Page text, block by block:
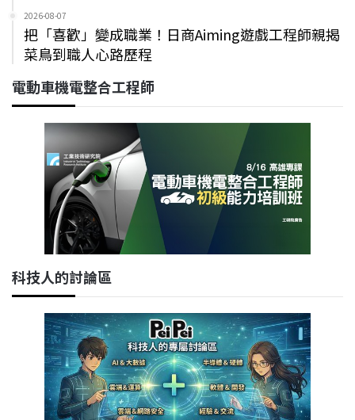
2026-08-07
把「喜歡」變成職業！日商Aiming遊戲工程師親揭
菜鳥到職人心路歷程
電動車機電整合工程師
科技人的討論區